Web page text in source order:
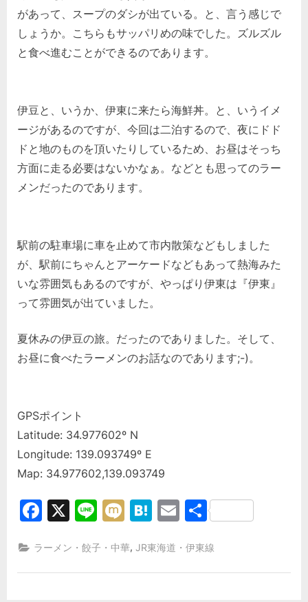
があって、スープのダシが出ている。と、言う感じで
しょうか。こちらもサッパリめの味でした。ズルズル
と食べ進むことができるのであります。
伊豆と、いうか、伊東に来たら海鮮丼。と、いうイメ
ージがあるのですが、今回は二泊するので、夜にドド
ドと地のものを頂いたりしているため、お昼はそっち
方面に走る必要はないかなぁ。などとも思ってのラー
メンだったのであります。
駅前の駐車場に車を止めて市内散策などもしました
が、駅前にちゃんとアーケードなどもあって熱海みた
いな雰囲気もあるのですが、やっぱり伊東は『伊東』
って雰囲気が出ていました。
夏休みの伊豆の旅。だったのでありました。そして、
お昼に食べたラーメンのお話なのであります;-)。
GPSポイント
Latitude: 34.977602º N
Longitude: 139.093749º E
Map: 34.977602,139.093749
Facebook
X LineMixiHatena
Email
共
ラーメン・餃子・中華, JR東海道・伊東線